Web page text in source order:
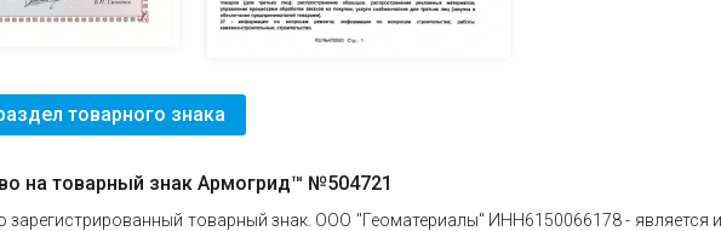
товарного знака
на товарный знак Армогрид™ №504721
зарегистрированный товарный знак. ООО "Геоматериалы" ИНН6150066178 - является